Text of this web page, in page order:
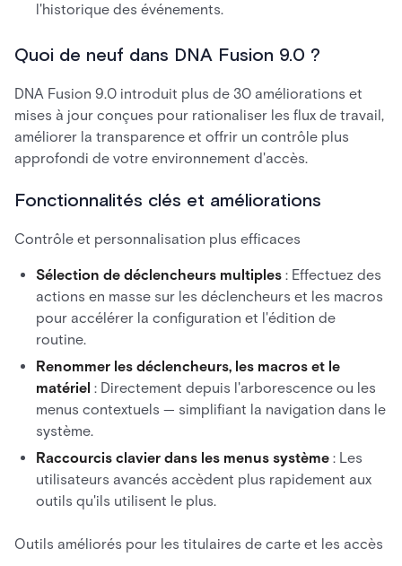
l'historique des événements.
Quoi de neuf dans DNA Fusion 9.0 ?
DNA Fusion 9.0 introduit plus de 30 améliorations et
mises à jour conçues pour rationaliser les flux de travail,
améliorer la transparence et offrir un contrôle plus
approfondi de votre environnement d'accès.
Fonctionnalités clés et améliorations
Contrôle et personnalisation plus efficaces
Sélection de déclencheurs multiples : Effectuez des
actions en masse sur les déclencheurs et les macros
pour accélérer la configuration et l'édition de
routine.
Renommer les déclencheurs, les macros et le
matériel : Directement depuis l'arborescence ou les
menus contextuels — simplifiant la navigation dans le
système.
Raccourcis clavier dans les menus système : Les
utilisateurs avancés accèdent plus rapidement aux
outils qu'ils utilisent le plus.
Outils améliorés pour les titulaires de carte et les accès